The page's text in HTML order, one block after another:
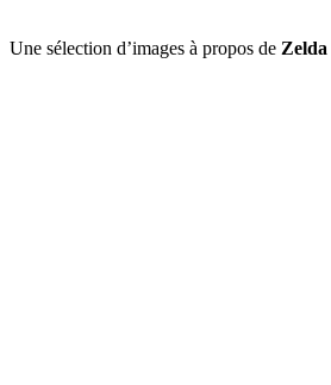
Une sélection d’images à propos de Zelda